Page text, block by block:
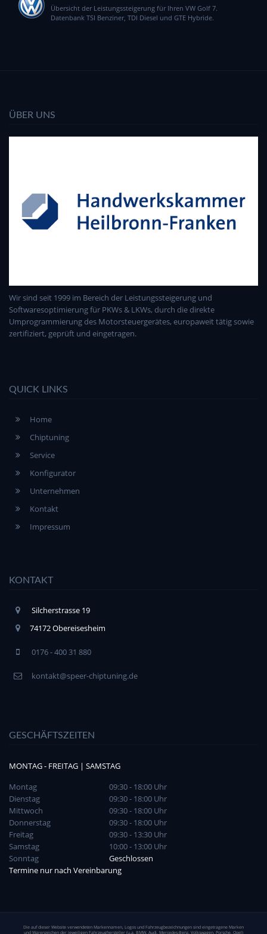
Übersicht der Leistungssteigerung für Ihren VW Golf 7.
Datenbank TSI Benziner, TDI Diesel und GTE Hybride.
ÜBER UNS
Wir sind seit 1999 im Bereich der Leistungssteigerung und
Softwaresoptimierung für PKWs & LKWs, durch die direkte
Umprogrammierung des Motorsteuergerätes, europaweit tätig sowie
zertifiziert, geprüft und eingetragen.
QUICK LINKS
Home
Chiptuning
Service
Konfigurator
Unternehmen
Kontakt
Impressum
KONTAKT
Silcherstrasse 19
74172 Obereisesheim
0176 - 400 31 880
kontakt@speer-chiptuning.de
GESCHÄFTSZEITEN
MONTAG - FREITAG | SAMSTAG
Montag
09:30 - 18:00 Uhr
Dienstag
09:30 - 18:00 Uhr
Mittwoch
09:30 - 18:00 Uhr
Donnerstag
09:30 - 18:00 Uhr
Freitag
09:30 - 13:30 Uhr
Samstag
10:00 - 13:00 Uhr
Sonntag
Geschlossen
Termine nur nach Vereinbarung
Die auf dieser Website verwendeten Markennamen, Logos und Fahrzeugbezeichnungen sind eingetragene Marken
und Warenzeichen der jeweiligen Fahrzeughersteller (u.a. BMW, Audi, Mercedes-Benz, Volkswagen, Porsche, Opel)